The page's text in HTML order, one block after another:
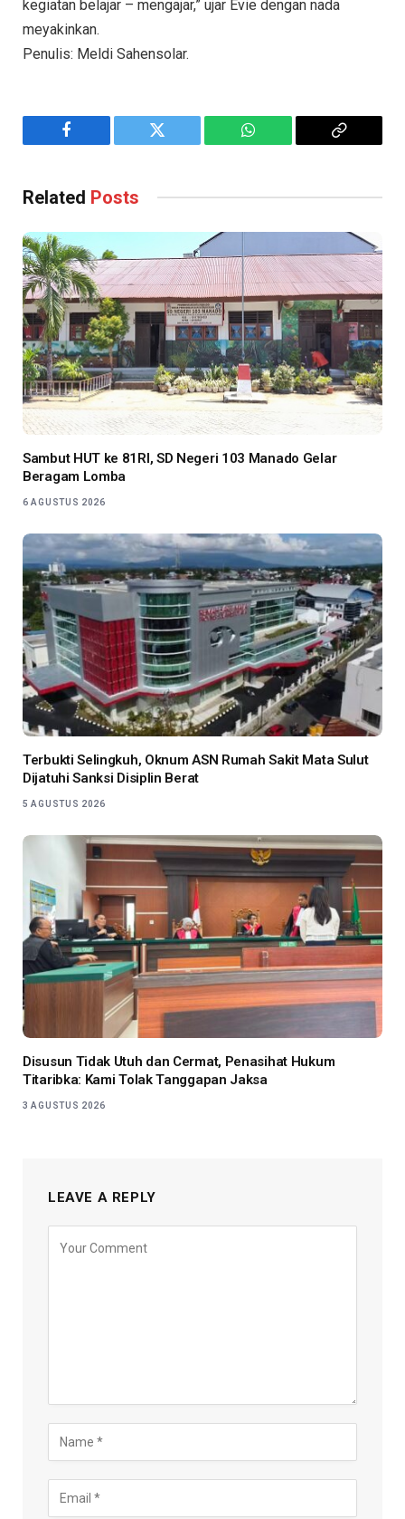
kegiatan belajar – mengajar,” ujar Evie dengan nada
meyakinkan.
Penulis: Meldi Sahensolar.
Facebook Twitter WhatsApp
Copy
Related Posts
Sambut HUT ke 81RI, SD Negeri 103 Manado Gelar
Beragam Lomba
6 AGUSTUS 2026
Terbukti Selingkuh, Oknum ASN Rumah Sakit Mata Sulut
Dijatuhi Sanksi Disiplin Berat
5 AGUSTUS 2026
Disusun Tidak Utuh dan Cermat, Penasihat Hukum
Titaribka: Kami Tolak Tanggapan Jaksa
3 AGUSTUS 2026
LEAVE A REPLY